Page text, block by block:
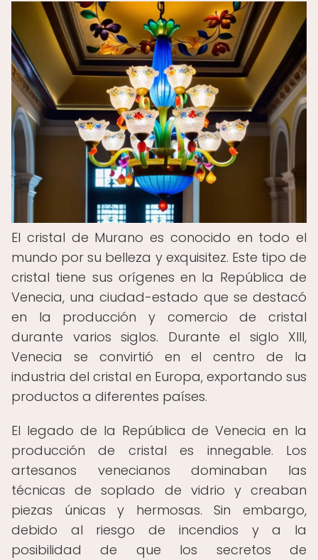
El cristal de Murano es conocido en todo el
mundo por su belleza y exquisitez. Este tipo de
cristal tiene sus orígenes en la República de
Venecia, una ciudad-estado que se destacó
en la producción y comercio de cristal
durante varios siglos. Durante el siglo XIII,
Venecia se convirtió en el centro de la
industria del cristal en Europa, exportando sus
productos a diferentes países.
El legado de la República de Venecia en la
producción de cristal es innegable. Los
artesanos venecianos dominaban las
técnicas de soplado de vidrio y creaban
piezas únicas y hermosas. Sin embargo,
debido al riesgo de incendios y a la
posibilidad de que los secretos de